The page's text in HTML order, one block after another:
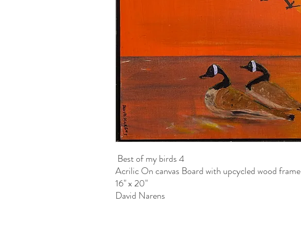
Best of my birds 4
Acrilic On canvas Board with upcycled wood frame
16" x 20"
David Narens